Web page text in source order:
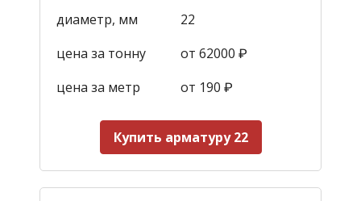
диаметр, мм
22
цена за тонну
от 62000 ₽
цена за метр
от 190 ₽
Купить арматуру 22